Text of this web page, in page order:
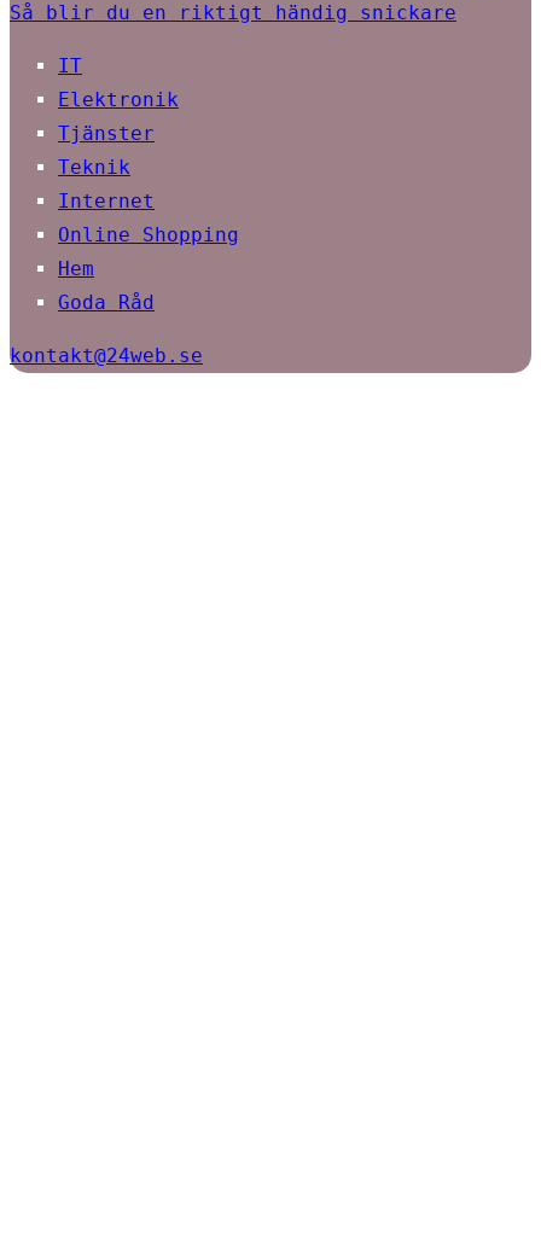
Så blir du en riktigt händig snickare
IT
Elektronik
Tjänster
Teknik
Internet
Online Shopping
Hem
Goda Råd
kontakt@24web.se